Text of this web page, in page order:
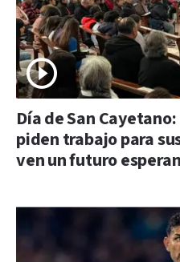
Día de San
piden trabajo para
ven un futuro